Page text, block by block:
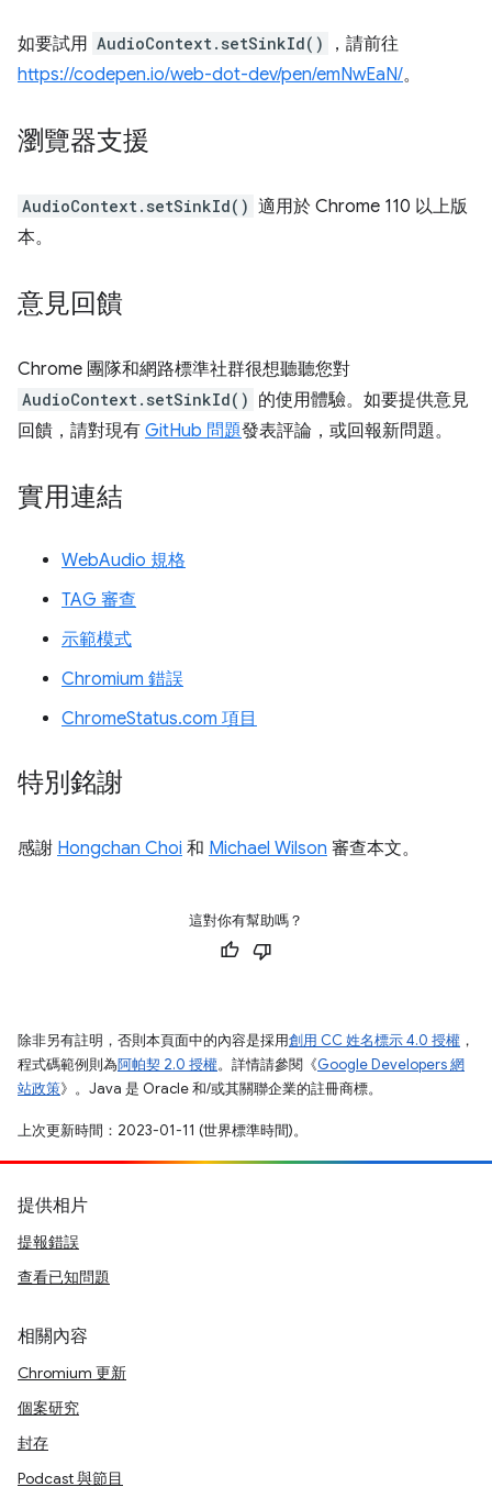
如要試用 AudioContext.setSinkId()
，請前往
https://codepen.io/web-dot-dev/pen/emNwEaN/。
瀏覽器支援
AudioContext.setSinkId() 適用於 Chrome 110 以上版
本。
意見回饋
Chrome 團隊和網路標準社群很想聽聽您對
AudioContext.setSinkId() 的使用體驗。如要提供意見
回饋，請對現有 GitHub 問題發表評論，或回報新問題。
實用連結
WebAudio 規格
TAG 審查
示範模式
Chromium 錯誤
ChromeStatus.com 項目
特別銘謝
感謝 Hongchan Choi 和 Michael Wilson 審查本文。
這對你有幫助嗎？
除非另有註明，否則本頁面中的內容是採用創用 CC 姓名標示 4.0 授權 ，
程式碼範例則為阿帕契 2.0 授權。詳情請參閱《Google Developers 網
站政策》。Java 是 Oracle 和/或其關聯企業的註冊商標。
上次更新時間：2023-01-11 (世界標準時間)。
提供相片
提報錯誤
查看已知問題
相關內容
Chromium 更新
個案研究
封存
Podcast 與節目